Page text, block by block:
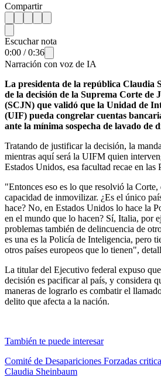
Compartir
Escuchar nota
0:00 /0:36
Narración con voz de IA
La presidenta de la república Claudia
de la decisión de la Suprema Corte de
(SCJN) que validó que la Unidad de
(UIF) pueda congrelar cuentas
ante la mínima sospecha de lavado de
Tratando de justificar la decisión, la
mientras aquí será la UIFM quien
Estados Unidos, esa facultad recae en las
"Entonces eso es lo que resolvió la Corte,
capacidad de inmovilizar. ¿Es el único
hace? No, en Estados Unidos lo hace la
en el mundo que lo hacen? Sí, Italia, por
problemas también de delincuencia de
es una es la Policía de Inteligencia, pero
otros países europeos que lo tienen",
La titular del Ejecutivo federal expuso
decisión es pacificar al país, y considera
maneras de lograrlo es combatir el
delito que afecta a la nación.
También te puede interesar
Comité de Desapariciones Forzadas
Claudia Sheinbaum